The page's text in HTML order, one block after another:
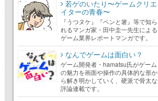
若ゲのいたり〜ゲームクリエ
イターの青春〜
『うつヌケ』『ペンと箸』等で知ら
れるマンガ家・田中圭一先生による
ゲーム業界レポートマンガです。
なんでゲームは面白い？
ゲーム開発者・hamatsu氏がゲーム
の魅力を画面や操作の具体的な形か
ら解き明かしていく、硬派で骨太な
評論連載です。